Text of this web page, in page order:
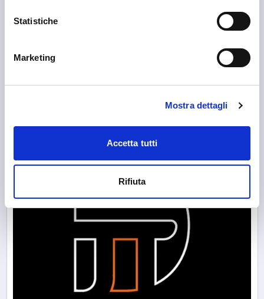
Statistiche
Marketing
Mostra dettagli
Accetta tutti
Rifiuta